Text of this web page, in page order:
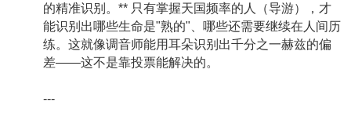
的精准识别。** 只有掌握天国频率的人（导游），才
能识别出哪些生命是"熟的"、哪些还需要继续在人间历
练。这就像调音师能用耳朵识别出千分之一赫兹的偏
差——这不是靠投票能解决的。
---